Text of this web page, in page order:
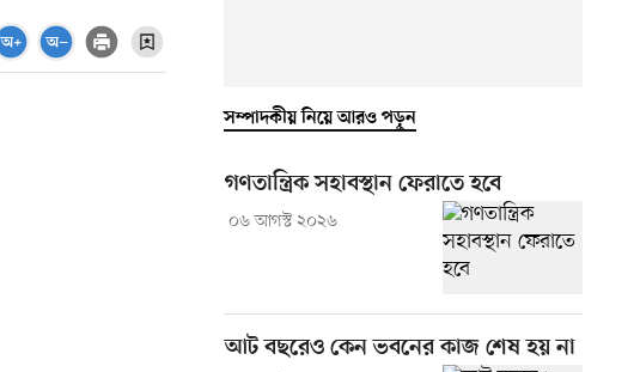
সম্পাদকীয় নিয়ে আরও পড়ুন
গণতান্ত্রিক সহাবস্থান ফেরাতে হবে
০৬ আগস্ট ২০২৬
আট বছরেও কেন ভবনের কাজ শেষ হয় না